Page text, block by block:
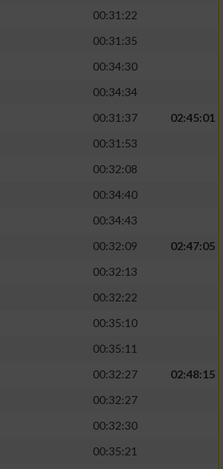
00:31:22
00:31:35
00:34:30
00:34:34
00:31:37
02:45:01
00:31:53
00:32:08
00:34:40
00:34:43
00:32:09
02:47:05
00:32:13
00:32:22
00:35:10
00:35:11
00:32:27
02:48:15
00:32:27
00:32:30
00:35:21